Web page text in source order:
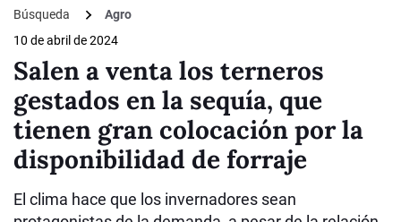
Búsqueda
Agro
10 de abril de 2024
Salen a venta los terneros
gestados en la sequía, que
tienen gran colocación por la
disponibilidad de forraje
El clima hace que los invernadores sean